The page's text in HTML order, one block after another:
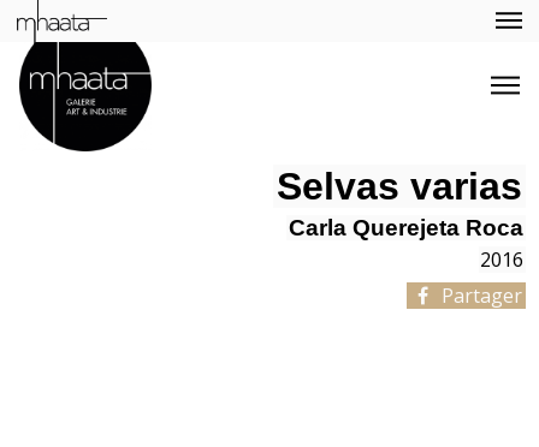
Selvas varias
Carla Querejeta Roca
2016
Partager